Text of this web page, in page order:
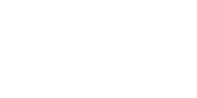
+ sang trọng → chọn granite